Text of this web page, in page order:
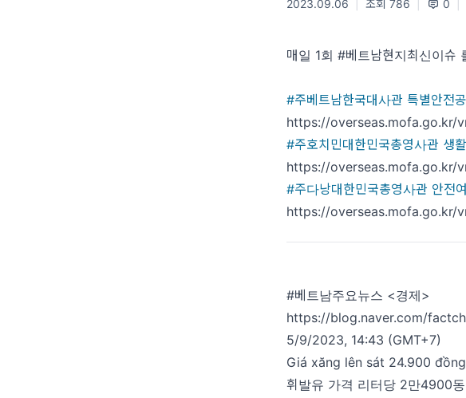
2023.09.06 조회 786 0
매일 1회 #베트남현지최신이슈
#주베트남한국대사관 특별안전
https://overseas.mofa.go.kr/
#주호치민대한민국총영사관 생
https://overseas.mofa.go.kr/
#주다낭대한민국총영사관 안전
https://overseas.mofa.go.kr/
#베트남주요뉴스 <경제>
https://blog.naver.com/
5/9/2023, 14:43 (GMT+7)
Giá xăng lên sát 24.900
휘발유 가격 리터당 2만4900